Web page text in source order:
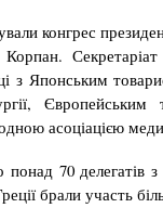
конгрес
з Японським
Європейським
асоціацією
понад 70 делегатів
брали участь